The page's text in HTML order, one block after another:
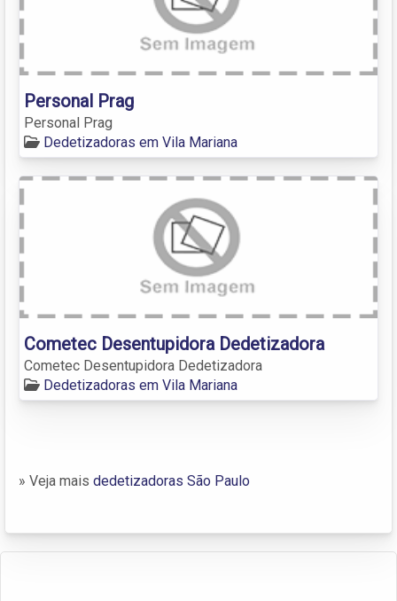
Personal Prag
Personal Prag
Dedetizadoras em Vila Mariana
Cometec Desentupidora Dedetizadora
Cometec Desentupidora Dedetizadora
Dedetizadoras em Vila Mariana
» Veja mais dedetizadoras São Paulo